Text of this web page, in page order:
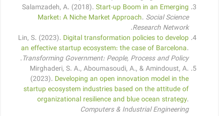
Salamzadeh, A. (2018). Start-up Boom in an Emerging
Market: A Niche Market Approach. Social Science
Research Network
.
Lin, S. (2023). Digital transformation policies to develop
an effective startup ecosystem: the case of Barcelona.
Transforming Government: People, Process and Policy
.
Mirghaderi, S. A., Aboumasoudi, A., & Amindoust, A.
(2023). Developing an open innovation model in the
startup ecosystem industries based on the attitude of
organizational resilience and blue ocean strategy.
Computers & Industrial Engineering